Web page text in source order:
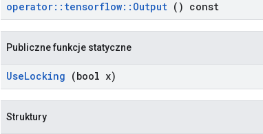
operator:: tensorflow:: Output () const
Publiczne funkcje statyczne
UseLocking (bool x)
Struktury